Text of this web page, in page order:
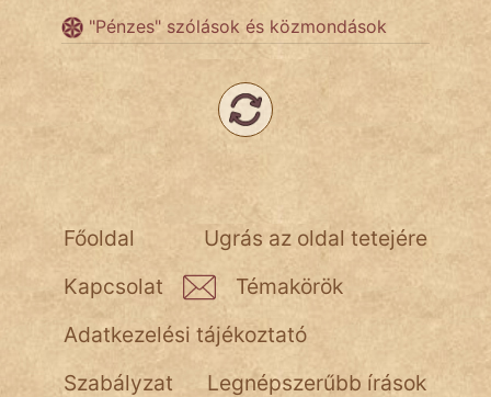
"Pénzes" szólások és közmondások
Ugrás az oldal tetejére
Főoldal
Kapcsolat
Témakörök
Adatkezelési tájékoztató
Szabályzat
Legnépszerűbb írások